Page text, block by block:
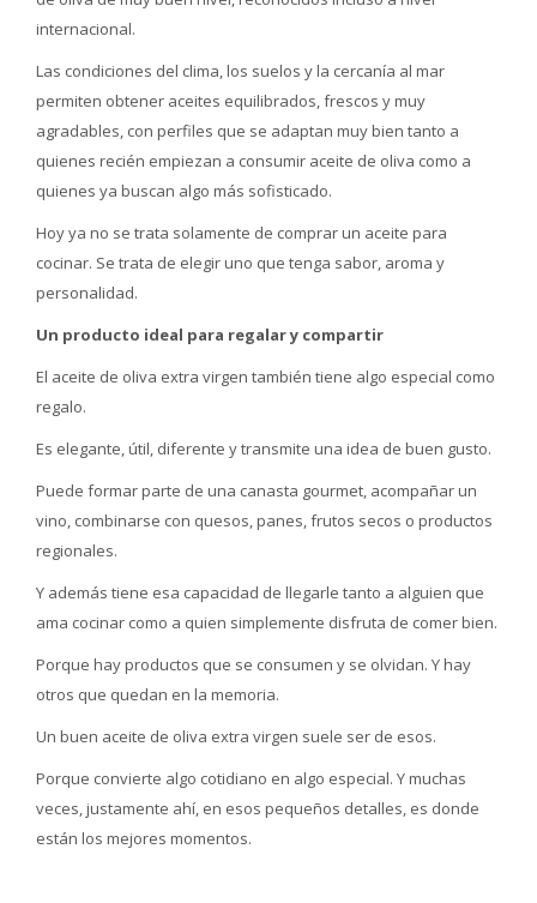
internacional.
Las condiciones del clima, los suelos y la cercanía al mar
permiten obtener aceites equilibrados, frescos y muy
agradables, con perfiles que se adaptan muy bien tanto a
quienes recién empiezan a consumir aceite de oliva como a
quienes ya buscan algo más sofisticado.
Hoy ya no se trata solamente de comprar un aceite para
cocinar. Se trata de elegir uno que tenga sabor, aroma y
personalidad.
Un producto ideal para regalar y compartir
El aceite de oliva extra virgen también tiene algo especial como
regalo.
Es elegante, útil, diferente y transmite una idea de buen gusto.
Puede formar parte de una canasta gourmet, acompañar un
vino, combinarse con quesos, panes, frutos secos o productos
regionales.
Y además tiene esa capacidad de llegarle tanto a alguien que
ama cocinar como a quien simplemente disfruta de comer bien.
Porque hay productos que se consumen y se olvidan. Y hay
otros que quedan en la memoria.
Un buen aceite de oliva extra virgen suele ser de esos.
Porque convierte algo cotidiano en algo especial. Y muchas
veces, justamente ahí, en esos pequeños detalles, es donde
están los mejores momentos.